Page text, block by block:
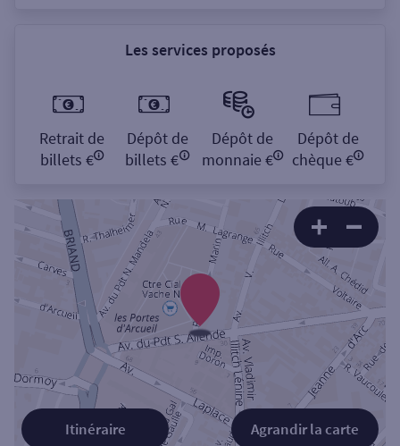
Les services proposés
Retrait de
billets €
Dépôt de
billets €
Dépôt de
monnaie €
Dépôt de
chèque €
Agrandir la carte
Itinéraire